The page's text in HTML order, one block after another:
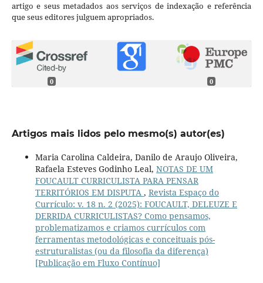
artigo e seus metadados aos serviços de indexação e referência
que seus editores julguem apropriados.
0 0
Artigos mais lidos pelo mesmo(s) autor(es)
Maria Carolina Caldeira, Danilo de Araujo Oliveira,
Rafaela Esteves Godinho Leal, NOTAS DE UM
FOUCAULT CURRICULISTA PARA PENSAR
TERRITÓRIOS EM DISPUTA , Revista Espaço do
Currículo: v. 18 n. 2 (2025): FOUCAULT, DELEUZE E
DERRIDA CURRICULISTAS? Como pensamos,
problematizamos e criamos currículos com
ferramentas metodológicas e conceituais pós-
estruturalistas (ou da filosofia da diferença)
[Publicação em Fluxo Contínuo]